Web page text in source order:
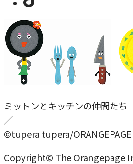
ミットンとキッチンの仲間たち
／
©tupera tupera/ORANGEPAGE
Copyright© The Orangepage